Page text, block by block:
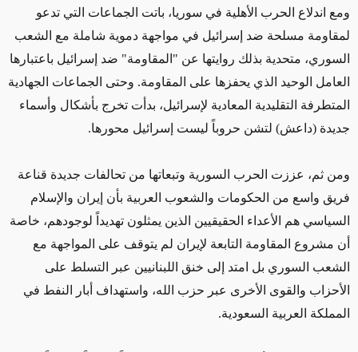
ومع اندلاع الحرب الأهلية في سوريا، باتت الجماعات التي تدعو
لمقاومة مسلحة ضد إسرائيل في مواجهة دموية شاملة مع الشعب
السوري، متحدية بذلك روايتها عن "المقاومة" ضد إسرائيل باعتبارها
العامل الوحيد الذي يحفزها على المقاومة. وحتى الجماعات الجهادية
المتطرفة التقليدية المعادية لإسرائيل، بدأت تخرج بأشكال وأسماء
جديدة (داعش) لتشن حروباً ليست إسرائيل محورها.
ومن ثم، عززت الحرب السورية وتبعاتها من تحالفات جديدة قناعة
فريق واسع من الحكومات والشعوب العربية بأن إيران والإسلام
السياسي هم الأعداء الحقيقيين الذين يمثلون تهديداً لوجودهم، خاصة
أن مشروع المقاومة التابعة لإيران لم يتوقف على المواجهة مع
الشعب السوري بل امتد إلى خنق اللبنانيين عبر التسلط على
الأحزاب والقوى الأخرى عبر حزب الله، واستهداف أبار النفط في
المملكة العربية السعودية.